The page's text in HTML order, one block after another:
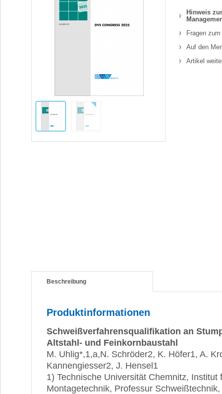
Hinweis
Fragen
Auf den
Artikel
Beschreibung
Produktinformationen
Schweißverfahrensqualifikation an
Altstahl- und Feinkornbaustahl
M. Uhlig*,1,a,N. Schröder2, K. Höfer1, A.
Kannengiesser2, J. Hensel1
1) Technische Universität Chemnitz, Institut
Montagetechnik, Professur